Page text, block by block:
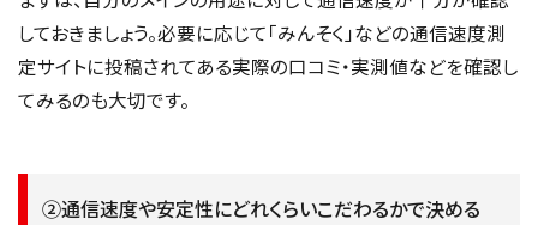
しておきましょう。必要に応じて「みんそく」などの通信速度測
定サイトに投稿されてある実際の口コミ・実測値などを確認し
てみるのも大切です。
②通信速度や安定性にどれくらいこだわるかで決める